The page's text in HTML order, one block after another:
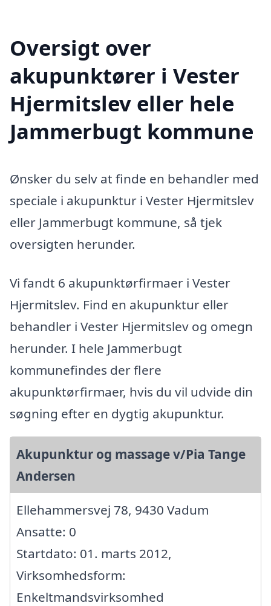
Oversigt over
akupunktører i Vester
Hjermitslev eller hele
Jammerbugt kommune
Ønsker du selv at finde en behandler med
speciale i akupunktur i Vester Hjermitslev
eller Jammerbugt kommune, så tjek
oversigten herunder.
Vi fandt 6 akupunktørfirmaer i Vester
Hjermitslev. Find en akupunktur eller
behandler i Vester Hjermitslev og omegn
herunder. I hele Jammerbugt
kommunefindes der flere
akupunktørfirmaer, hvis du vil udvide din
søgning efter en dygtig akupunktur.
Akupunktur og massage v/Pia Tange
Andersen
Ellehammersvej 78, 9430 Vadum
Ansatte: 0
Startdato: 01. marts 2012,
Virksomhedsform:
Enkeltmandsvirksomhed